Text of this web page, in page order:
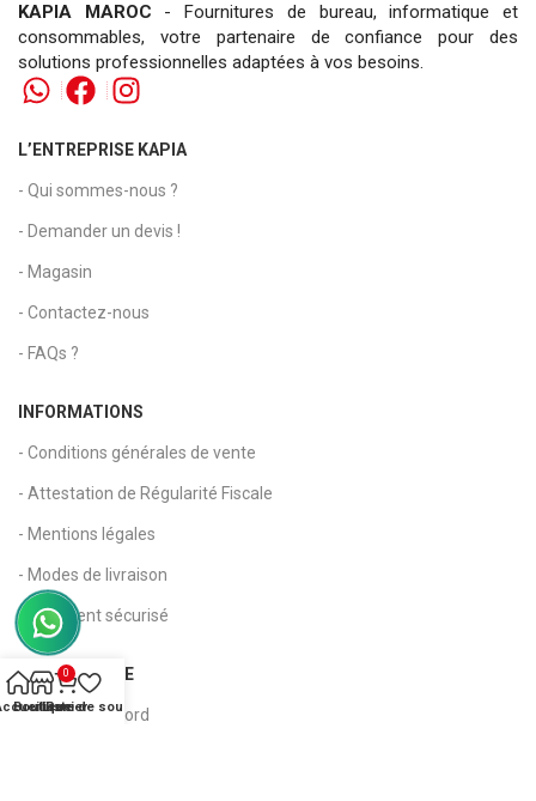
KAPIA MAROC - Fournitures de bureau, informatique et
consommables, votre partenaire de confiance pour des
solutions professionnelles adaptées à vos besoins.
L’ENTREPRISE KAPIA
- Qui sommes-nous ?
- Demander un devis !
- Magasin
- Contactez-nous
- FAQs ?
INFORMATIONS
- Conditions générales de vente
- Attestation de Régularité Fiscale
- Mentions légales
- Modes de livraison
- Paiement sécurisé
MON COMPTE
- Tableau de bord
Boutique
0
Panier
Liste de souhaits